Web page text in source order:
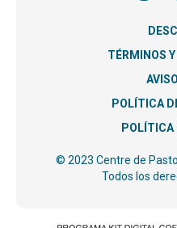
TÉRMINOS
POLÍTICA
POLÍTICA
© 2023 Centre de
Todos los